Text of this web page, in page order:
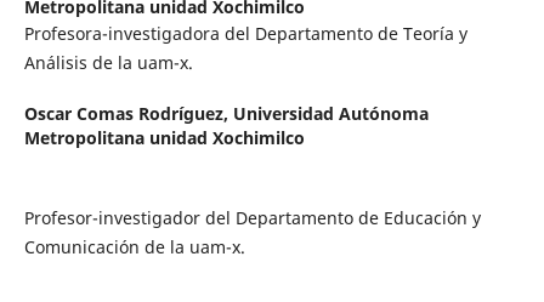
Metropolitana unidad Xochimilco
Profesora-investigadora del Departamento de Teoría y
Análisis de la uam-x.
Oscar Comas Rodríguez, Universidad Autónoma
Metropolitana unidad Xochimilco
Profesor-investigador del Departamento de Educación y
Comunicación de la uam-x.